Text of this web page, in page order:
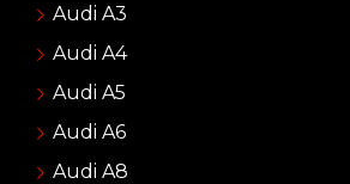
Audi A3
Audi A4
Audi A5
Audi A6
Audi A8